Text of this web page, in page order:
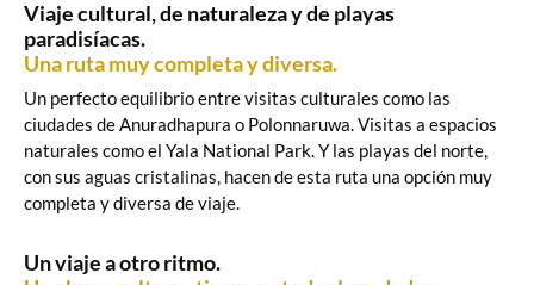
Viaje cultural, de naturaleza y de playas
paradisíacas.
Una ruta muy completa y diversa.
Un perfecto equilibrio entre visitas culturales como las
ciudades de Anuradhapura o Polonnaruwa. Visitas a espacios
naturales como el Yala National Park. Y las playas del norte,
con sus aguas cristalinas, hacen de esta ruta una opción muy
completa y diversa de viaje.
Un viaje a otro ritmo.